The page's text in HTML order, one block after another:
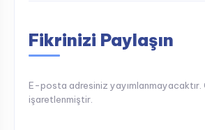
Fikrinizi Paylaşın
E-posta adresiniz yayımlanmayacaktır.
işaretlenmiştir.